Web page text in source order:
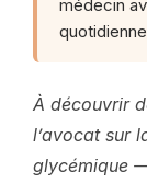
médecin
À découvrir
l’avocat sur
glycémique